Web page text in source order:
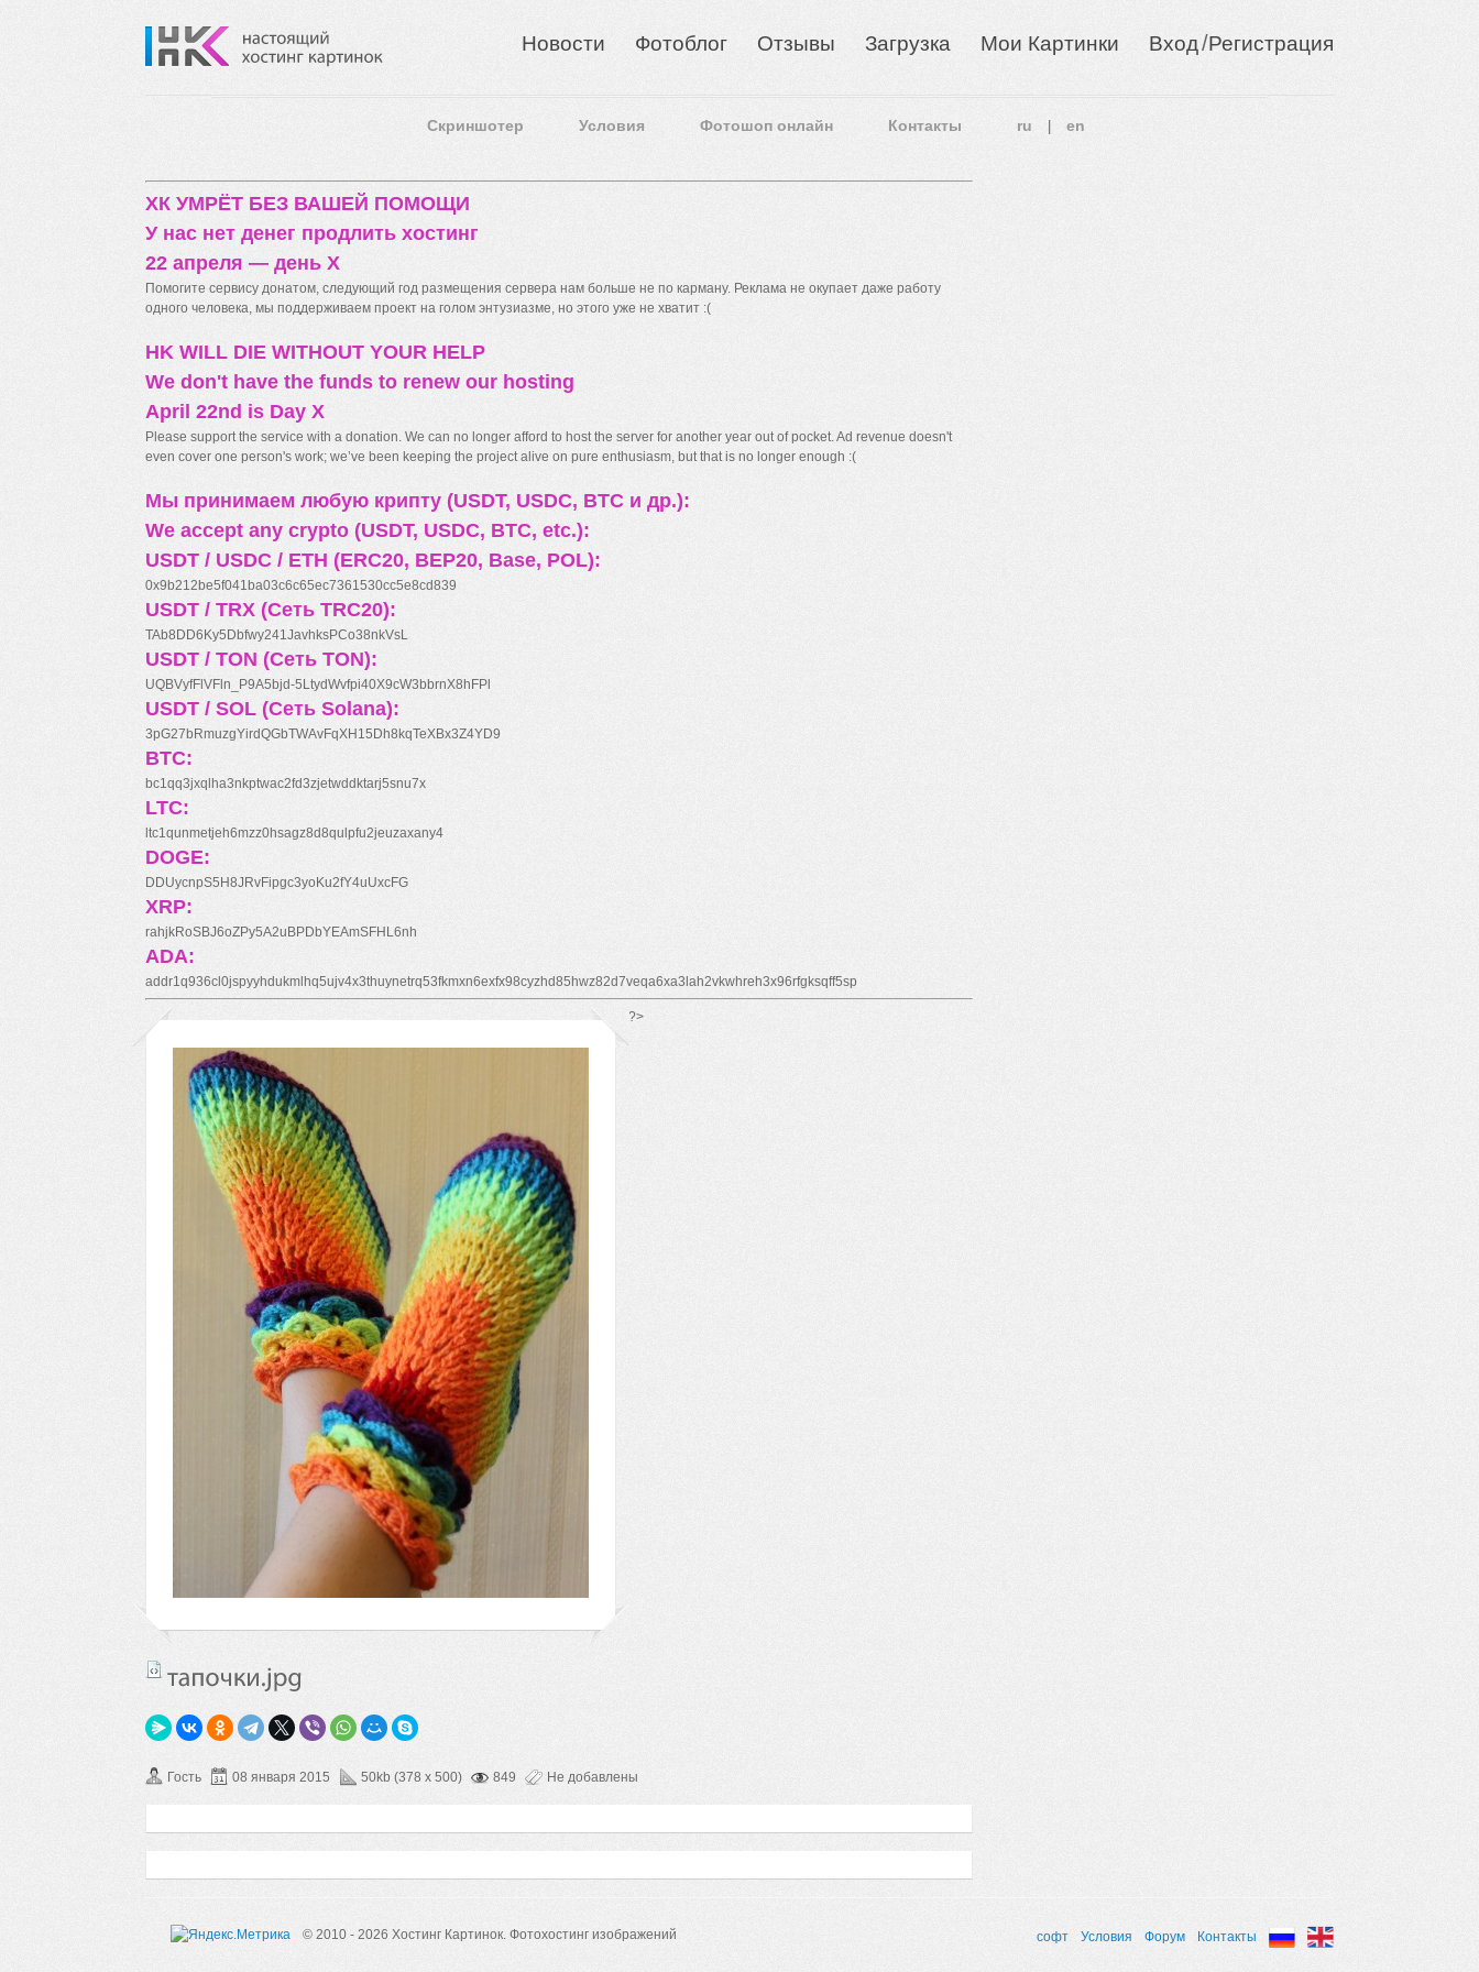
Новости Фотоблог Отзывы Загрузка Мои Картинки Вход/Регистрация
Скриншотер Условия Фотошоп онлайн Контакты ru en
ХК УМРЁТ БЕЗ ВАШЕЙ ПОМОЩИ
У нас нет денег продлить хостинг
22 апреля — день X
Помогите сервису донатом, следующий год размещения сервера нам больше не по карману. Реклама не окупает даже работу
одного человека, мы поддерживаем проект на голом энтузиазме, но этого уже не хватит :(
HK WILL DIE WITHOUT YOUR HELP
We don't have the funds to renew our hosting
April 22nd is Day X
Please support the service with a donation. We can no longer afford to host the server for another year out of pocket. Ad revenue doesn't
even cover one person's work; we’ve been keeping the project alive on pure enthusiasm, but that is no longer enough :(
Мы принимаем любую крипту (USDT, USDC, BTC и др.):
We accept any crypto (USDT, USDC, BTC, etc.):
USDT / USDC / ETH (ERC20, BEP20, Base, POL):
0x9b212be5f041ba03c6c65ec7361530cc5e8cd839
USDT / TRX (Сеть TRC20):
TAb8DD6Ky5Dbfwy241JavhksPCo38nkVsL
USDT / TON (Сеть TON):
UQBVyfFlVFln_P9A5bjd-5LtydWvfpi40X9cW3bbrnX8hFPl
USDT / SOL (Сеть Solana):
3pG27bRmuzgYirdQGbTWAvFqXH15Dh8kqTeXBx3Z4YD9
BTC:
bc1qq3jxqlha3nkptwac2fd3zjetwddktarj5snu7x
LTC:
ltc1qunmetjeh6mzz0hsagz8d8qulpfu2jeuzaxany4
DOGE:
DDUycnpS5H8JRvFipgc3yoKu2fY4uUxcFG
XRP:
rahjkRoSBJ6oZPy5A2uBPDbYEAmSFHL6nh
ADA:
addr1q936cl0jspyyhdukmlhq5ujv4x3thuynetrq53fkmxn6exfx98cyzhd85hwz82d7veqa6xa3lah2vkwhreh3x96rfgksqff5sp
*/ ?>
Гость 08 января 2015 50kb (378 x 500) 849 Не добавлены
© 2010 - 2026 Хостинг Картинок. Фотохостинг изображений софт Условия Форум Контакты